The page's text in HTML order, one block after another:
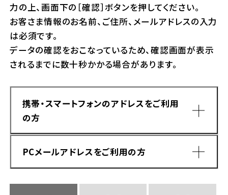
レンタルバイク
洋用品
イベント
お問い合わせ
力の上、画面下の［確認］ボタンを押してください。
お客さま情報のお名前、ご住所、メールアドレスの入力
は必須です。
データの確認をおこなっているため、確認画面が表示
されるまでに数十秒かかる場合があります。
携帯・スマートフォンのアドレスをご利用
の方
PCメールアドレスをご利用の方
宮城県
ホンダドリーム 仙台泉
福島県
ホンダドリーム 西東京
ホンダドリーム 練馬
ホンダドリーム 板橋
ホンダドリーム 大田
ホンダドリーム 立川
ホンダドリーム 名古屋南
ホンダドリーム 小牧
ホンダドリーム 名古屋東
ホンダドリーム 豊橋
ホンダドリーム 名古屋上小田井
ホンダドリーム 箕面
ホンダドリーム 藤井寺
ホンダドリーム 東淀川
京都府
ホンダドリーム 京都伏見
広島県
ホンダドリーム 広島
徳島県
ホンダドリーム 福岡東
ホンダドリーム 久留米
ホンダドリーム 福岡春日
熊本県
ホンダドリーム 熊本